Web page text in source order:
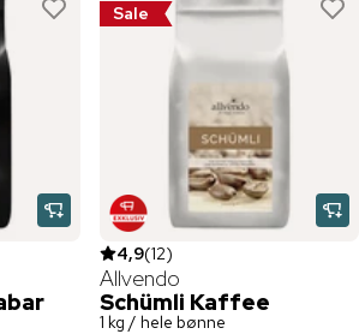
Sale
4,9(12)
Allvendo
Schümli Kaffee
1 kg / hele bønne